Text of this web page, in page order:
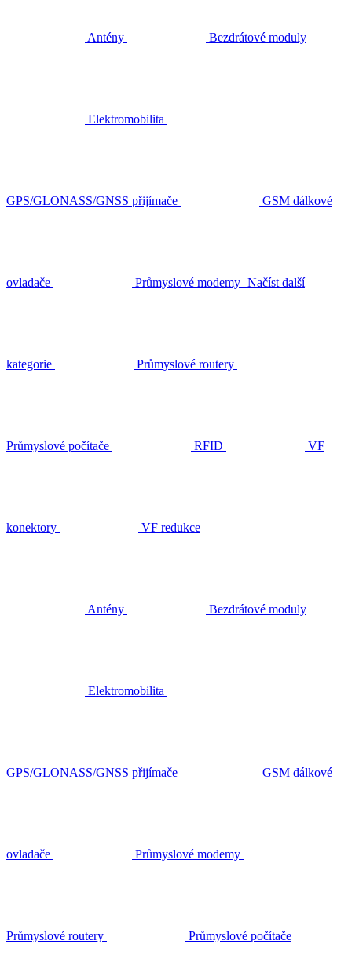
Antény Bezdrátové moduly
Elektromobilita
GPS/GLONASS/GNSS přijímače GSM dálkové
ovladače Průmyslové modemy Načíst další
kategorie Průmyslové routery
Průmyslové počítače RFID VF
konektory VF redukce
Antény Bezdrátové moduly
Elektromobilita
GPS/GLONASS/GNSS přijímače GSM dálkové
ovladače Průmyslové modemy
Průmyslové routery Průmyslové počítače